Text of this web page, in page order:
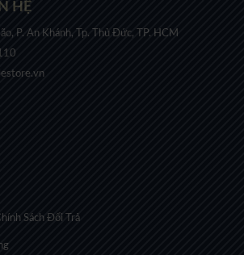
HỆ
P. An Khánh, Tp. Thủ Đức, TP. HCM
Sách Đổi Trả